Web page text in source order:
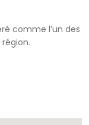
comme l’un des